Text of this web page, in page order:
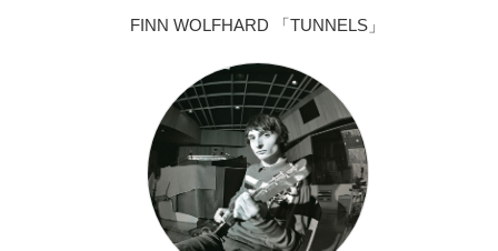
FINN WOLFHARD 「TUNNELS」